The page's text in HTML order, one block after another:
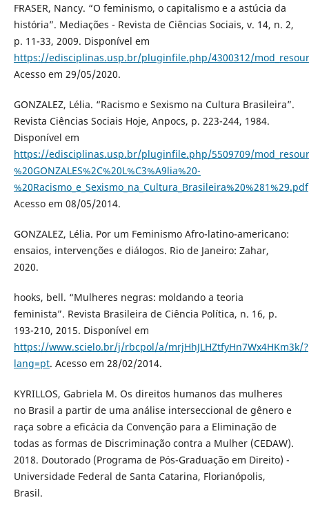
FRASER, Nancy. “O feminismo, o capitalismo e a astúcia da
história”. Mediações - Revista de Ciências Sociais, v. 14, n. 2,
p. 11-33, 2009. Disponível em
https://edisciplinas.usp.br/pluginfile.php/4300312/
Acesso em 29/05/2020.
GONZALEZ, Lélia. “Racismo e Sexismo na Cultura Brasileira”.
Revista Ciências Sociais Hoje, Anpocs, p. 223-244, 1984.
Disponível em
https://edisciplinas.usp.br/pluginfile.php/5509709/
%20GONZALES%2C%20L%C3%A9lia%20-
%20Racismo_e_Sexismo_na_Cultura_Brasileira%20%281%29.pdf
Acesso em 08/05/2014.
GONZALEZ, Lélia. Por um Feminismo Afro-latino-americano:
ensaios, intervenções e diálogos. Rio de Janeiro: Zahar,
2020.
hooks, bell. “Mulheres negras: moldando a teoria
feminista”. Revista Brasileira de Ciência Política, n. 16, p.
193-210, 2015. Disponível em
https://www.scielo.br/j/rbcpol/a/mrjHhJLHZtfyHn7Wx4HKm3k/?
lang=pt. Acesso em 28/02/2014.
KYRILLOS, Gabriela M. Os direitos humanos das mulheres
no Brasil a partir de uma análise interseccional de gênero e
raça sobre a eficácia da Convenção para a Eliminação de
todas as formas de Discriminação contra a Mulher (CEDAW).
2018. Doutorado (Programa de Pós-Graduação em Direito) -
Universidade Federal de Santa Catarina, Florianópolis,
Brasil.